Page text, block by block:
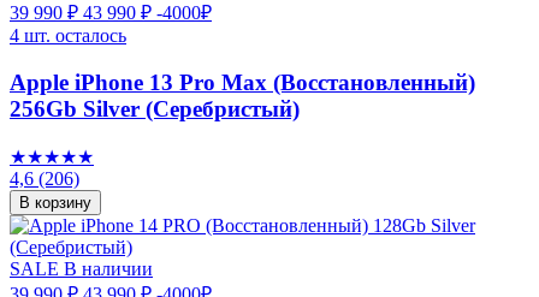
39 990 ₽ 43 990 ₽ -4000₽
4 шт. осталось
Apple iPhone 13 Pro Max (Восстановленный)
256Gb Silver (Серебристый)
★★★★★
4,6 (206)
В корзину
SALE В наличии